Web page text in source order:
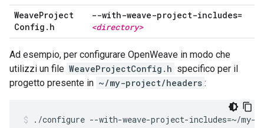
WeaveProject
Config . h
--with-weave-project-includes=
<directory>
Ad esempio, per configurare OpenWeave in modo che
utilizzi un file WeaveProjectConfig.h specifico per il
progetto presente in ~/my-project/headers :
./configure --with-weave-project-includes=~/my-